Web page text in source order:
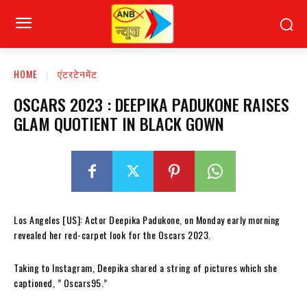
HOME एंटरटेनमेंट
OSCARS 2023 : DEEPIKA PADUKONE RAISES
GLAM QUOTIENT IN BLACK GOWN
Los Angeles [US]: Actor Deepika Padukone, on Monday early morning
revealed her red-carpet look for the Oscars 2023.
Taking to Instagram, Deepika shared a string of pictures which she
captioned, ” Oscars95.”